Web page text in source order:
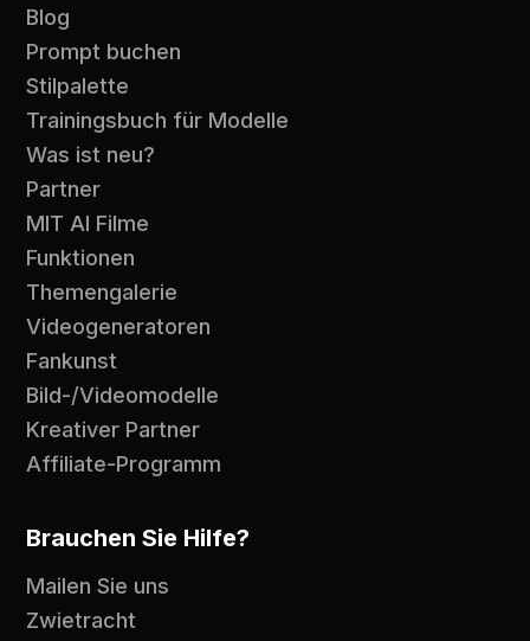
Blog
Prompt buchen
Stilpalette
Trainingsbuch für Modelle
Was ist neu?
Partner
MIT AI Filme
Funktionen
Themengalerie
Videogeneratoren
Fankunst
Bild-/Videomodelle
Kreativer Partner
Affiliate-Programm
Brauchen Sie Hilfe?
Mailen Sie uns
Zwietracht